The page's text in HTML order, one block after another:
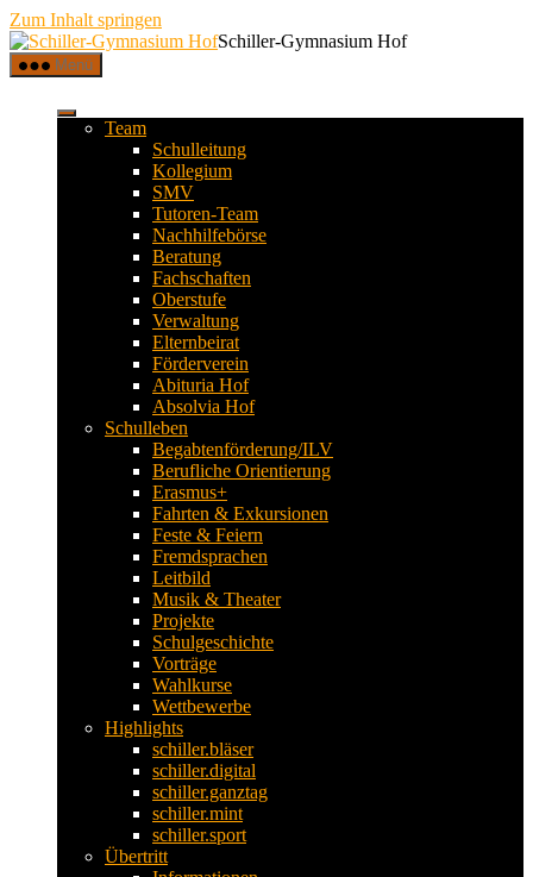
Zum Inhalt springen
Schiller-Gymnasium Hof
Menü
Team
Schulleitung
Kollegium
SMV
Tutoren-Team
Nachhilfebörse
Beratung
Fachschaften
Oberstufe
Verwaltung
Elternbeirat
Förderverein
Abituria Hof
Absolvia Hof
Schulleben
Begabtenförderung/ILV
Berufliche Orientierung
Erasmus+
Fahrten & Exkursionen
Feste & Feiern
Fremdsprachen
Leitbild
Musik & Theater
Projekte
Schulgeschichte
Vorträge
Wahlkurse
Wettbewerbe
Highlights
schiller.bläser
schiller.digital
schiller.ganztag
schiller.mint
schiller.sport
Übertritt